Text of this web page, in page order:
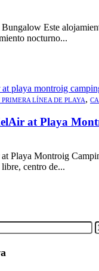
Este
nocturno...
LÍNEA DE PLAYA,
at Playa
Playa Montroig
centro de...